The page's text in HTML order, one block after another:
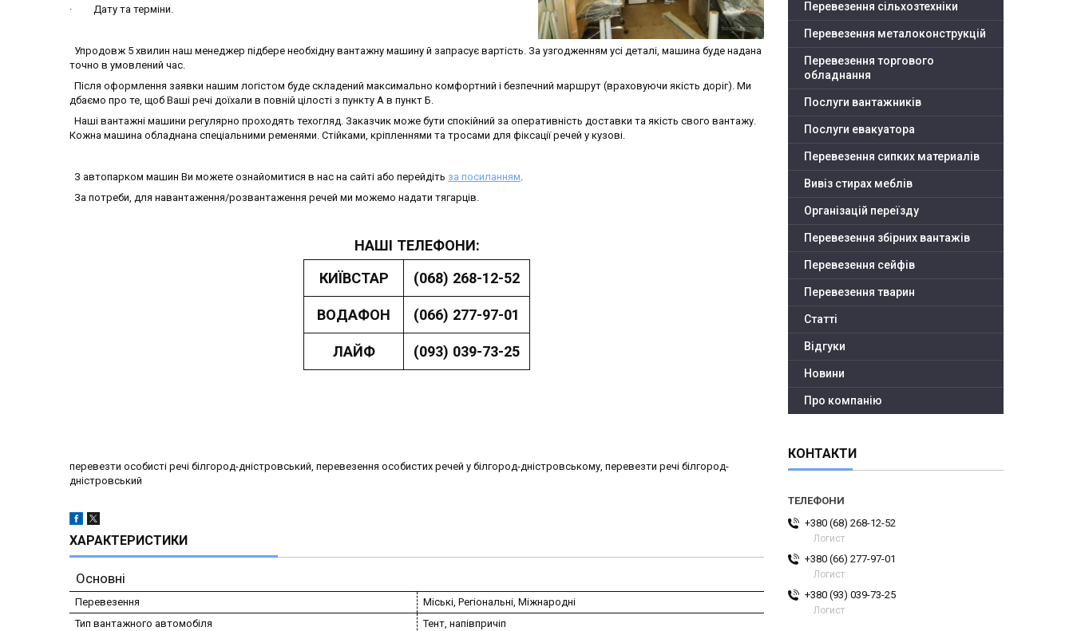
· Дату та терміни.
Упродовж 5 хвилин наш менеджер підбере необхідну вантажну машину й запрасує вартість. За узгодженням усі деталі, машина буде надана
точно в умовлений час.
Після оформлення заявки нашим логістом буде складений максимально комфортний і безпечний маршрут (враховуючи якість доріг). Ми
дбаємо про те, щоб Ваші речі доїхали в повній цілості з пункту А в пункт Б.
Наші вантажні машини регулярно проходять техогляд. Заказчик може бути спокійний за оперативність доставки та якість свого вантажу.
Кожна машина обладнана спеціальними ременями. Стійками, кріпленнями та тросами для фіксації речей у кузові.
З автопарком машин Ви можете ознайомитися в нас на сайті або перейдіть за посиланням
За потреби, для навантаження/розвантаження речей ми можемо надати тягарців.
НАШІ ТЕЛЕФОНИ:
КИЇВСТАР
(068) 268-12-52
ВОДАФОН (066) 277-97-01
ЛАЙФ (093) 039-73-25
перевезти особисті речі білгород-дністровський, перевезення особистих речей у білгород-дністровському, перевезти речі білгород-
дністровський
ХАРАКТЕРИСТИКИ
Основні
Перевезення
Міські, Регіональні, Міжнародні
Тип вантажного автомобіля
Тент, напівпричіп
Перевезення сільхозтехніки
Перевезення металоконструкцій
Перевезення торгового
обладнання
Послуги вантажників
Послуги евакуатора
Перевезення сипких материалів
Вивіз стирах меблів
Організацій переїзду
Перевезення збірних вантажів
Перевезення сейфів
Перевезення тварин
Статті
Відгуки
Новини
Про компанію
КОНТАКТИ
+380 (68) 268-12-52
Логист
+380 (66) 277-97-01
Логист
+380 (93) 039-73-25
Логист